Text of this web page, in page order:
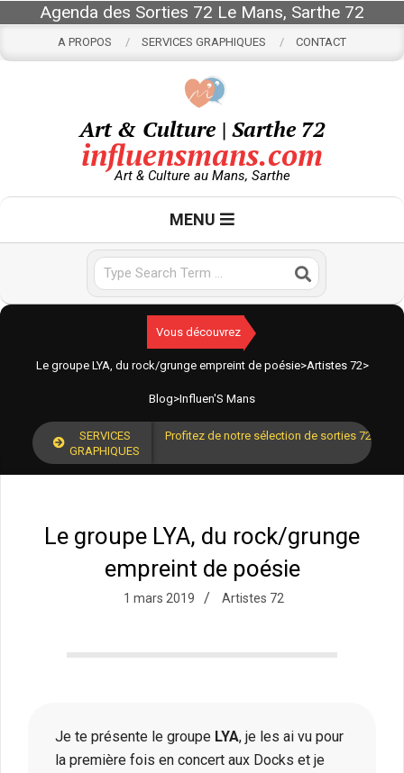
content
Agenda des Sorties 72 Le Mans, Sarthe 72
A PROPOS SERVICES GRAPHIQUES CONTACT
Art & Culture | Sarthe 72
influensmans.com
Art & Culture au Mans, Sarthe
MENU
Vous découvrez
Le groupe LYA, du rock/grunge empreint de poésie>Artistes 72>
Blog>Influen'S Mans
SERVICES
GRAPHIQUES
Profitez de notre sélection de sorties 72 pour
Le groupe LYA, du rock/grunge
empreint de poésie
1 mars 2019 Artistes 72
Je te présente le groupe LYA, je les ai vu pour
la première fois en concert aux Docks et je